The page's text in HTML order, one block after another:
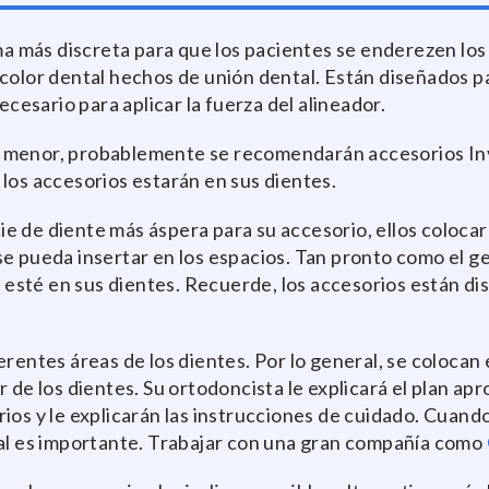
más discreta para que los pacientes se enderezen
dental hechos de unión dental. Están diseñados
para aplicar la fuerza del alineador.
probablemente se recomendarán accesorios
accesorios estarán en sus dientes.
diente más áspera para su accesorio, ellos
pueda insertar en los espacios. Tan pronto como el
en sus dientes. Recuerde, los accesorios están
áreas de los dientes. Por lo general, se
los dientes. Su ortodoncista le explicará el plan
y le explicarán las instrucciones de cuidado.
importante. Trabajar con una gran compañía como